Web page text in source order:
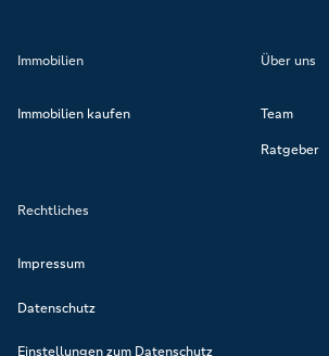
Immobilien
Immobilien kaufen
Über uns
Team
Ratgeber
Rechtliches
Impressum
Datenschutz
Einstellungen zum Datenschutz